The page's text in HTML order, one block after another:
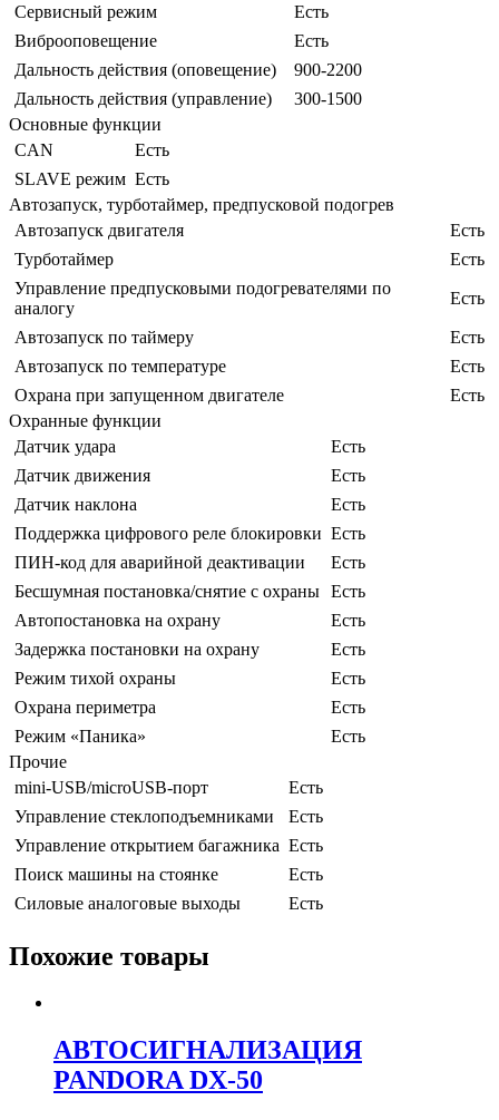
Сервисный режим
Есть
Виброоповещение
Есть
Дальность действия (оповещение)
900-2200
Дальность действия (управление)
300-1500
Основные функции
CAN
Есть
SLAVE режим Есть
Автозапуск, турботаймер, предпусковой подогрев
Автозапуск двигателя
Есть
Турботаймер
Есть
Управление предпусковыми подогревателями по
аналогу
Есть
Автозапуск по таймеру
Есть
Автозапуск по температуре
Есть
Охрана при запущенном двигателе
Есть
Охранные функции
Датчик удара
Есть
Датчик движения
Есть
Датчик наклона
Есть
Поддержка цифрового реле блокировки Есть
ПИН-код для аварийной деактивации
Есть
Бесшумная постановка/снятие с охраны Есть
Автопостановка на охрану
Есть
Задержка постановки на охрану
Есть
Режим тихой охраны
Есть
Охрана периметра
Есть
Режим «Паника»
Есть
Прочие
mini-USB/microUSB-порт
Есть
Управление стеклоподъемниками
Есть
Управление открытием багажника Есть
Поиск машины на стоянке
Есть
Силовые аналоговые выходы
Есть
Похожие товары
АВТОСИГНАЛИЗАЦИЯ
PANDORA DX-50